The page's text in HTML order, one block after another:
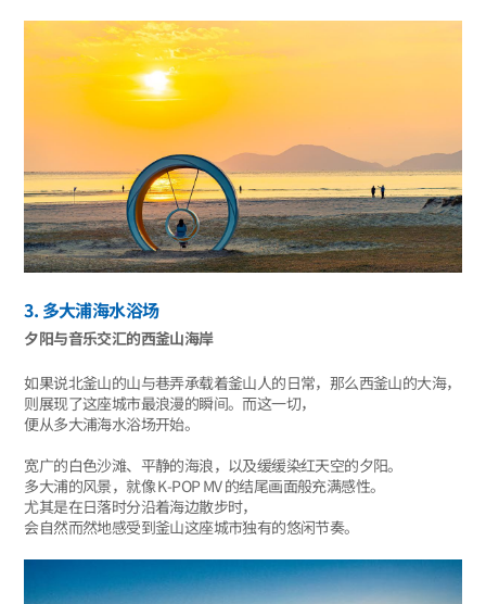
3. 多大浦海水浴场
夕阳与音乐交汇的西釜山海岸
如果说北釜山的山与巷弄承载着釜山人的日常，那么西釜山的大海，
则展现了这座城市最浪漫的瞬间。而这一切，
便从多大浦海水浴场开始。
宽广的白色沙滩、平静的海浪，以及缓缓染红天空的夕阳。
多大浦的风景，就像 K-POP MV 的结尾画面般充满感性。
尤其是在日落时分沿着海边散步时，
会自然而然地感受到釜山这座城市独有的悠闲节奏。